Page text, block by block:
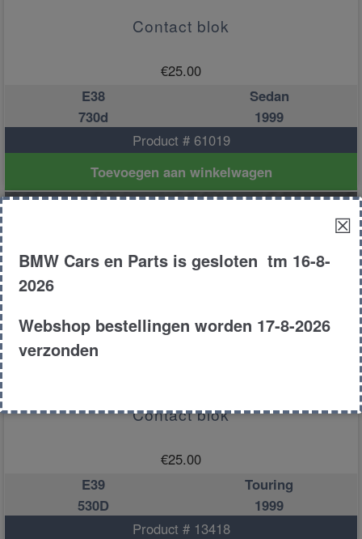
Contact blok
€25.00
E38
Sedan
730d
1999
Product # 61019
Toevoegen aan winkelwagen
Contact blok
€25.00
E39
Touring
530D
1999
Product # 13418
☒
BMW Cars en Parts is gesloten tm 16-8-
2026
Webshop bestellingen worden 17-8-2026
verzonden